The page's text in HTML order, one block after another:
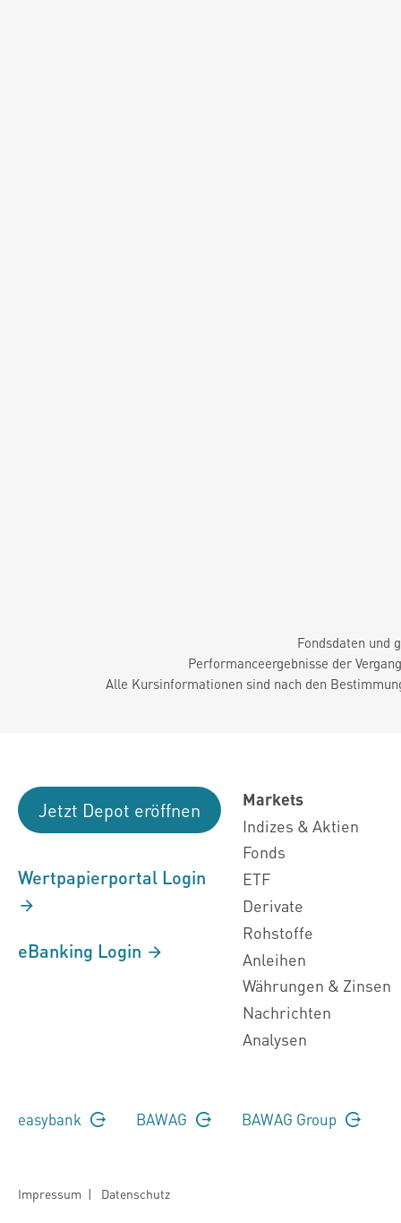
Fondsdaten und
Performanceergebnisse der
Alle Kursinformationen sind nach den
Jetzt Depot eröffnen
Wertpapierportal Login
eBanking Login
Markets
Indizes & Aktien
Fonds
ETF
Derivate
Rohstoffe
Anleihen
Währungen & Zinsen
Nachrichten
Analysen
easybank BAWAG BAWAG Group
Impressum | Datenschutz